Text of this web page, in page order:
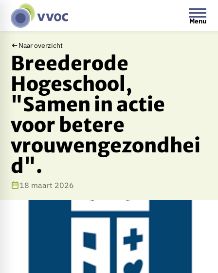
Menu
Naar overzicht
Breederode
Hogeschool,
"Samen in actie
voor betere
vrouwengezondhei
d".
18 maart 2026